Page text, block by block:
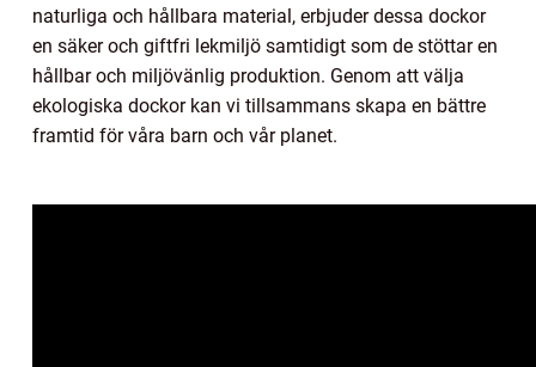
naturliga och hållbara material, erbjuder dessa dockor
en säker och giftfri lekmiljö samtidigt som de stöttar en
hållbar och miljövänlig produktion. Genom att välja
ekologiska dockor kan vi tillsammans skapa en bättre
framtid för våra barn och vår planet.